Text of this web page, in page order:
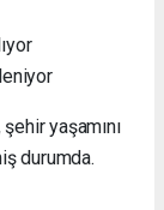
yaşamını
durumda.